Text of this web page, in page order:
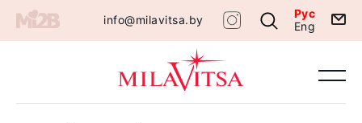
info@milavitsa.by
Рус
Eng